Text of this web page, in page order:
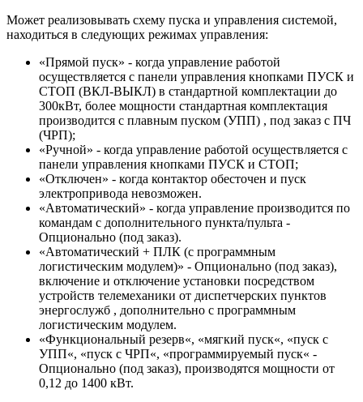
Может реализовывать схему пуска и управления системой,
находиться в следующих режимах управления:
«Прямой пуск» - когда управление работой
осуществляется с панели управления кнопками ПУСК и
СТОП (ВКЛ-ВЫКЛ) в стандартной комплектации до
300кВт, более мощности стандартная комплектация
производится с плавным пуском (УПП) , под заказ с ПЧ
(ЧРП);
«Ручной» - когда управление работой осуществляется с
панели управления кнопками ПУСК и СТОП;
«Отключен» - когда контактор обесточен и пуск
электропривода невозможен.
«Автоматический» - когда управление производится по
командам с дополнительного пункта/пульта -
Опционально (под заказ).
«Автоматический + ПЛК (с программным
логистическим модулем)» - Опционально (под заказ),
включение и отключение установки посредством
устройств телемеханики от диспетчерских пунктов
энергослужб , дополнительно с программным
логистическим модулем.
«Функциональный резерв«, «мягкий пуск«, «пуск с
УПП«, «пуск с ЧРП«, «программируемый пуск« -
Опционально (под заказ), производятся мощности от
0,12 до 1400 кВт.